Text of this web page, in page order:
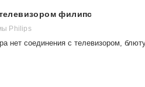
филипс
Philips
нет соединения с телевизором,